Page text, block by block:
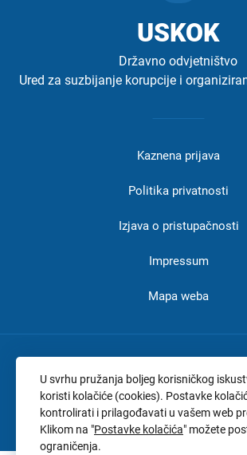
USKOK
Državno odvjetništvo
Ured za suzbijanje korupcije i
Kaznena prijava
Politika privatnosti
Izjava o pristupačnosti
Impressum
Mapa weba
Adresa: Branimirova 4,
Tel:+385 1 2375 654
OIB:32807825145
U svrhu pružanja boljeg korisničkog
koristi kolačiće (cookies). Postavke
kontrolirati i prilagođavati u vašem web
Klikom na "Postavke kolačića" možete
ograničenja.